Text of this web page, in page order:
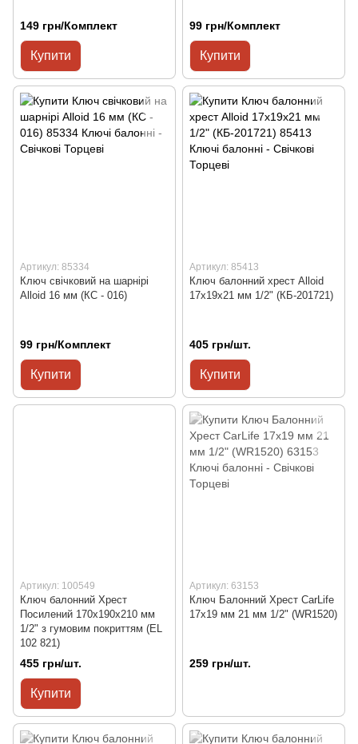
149 грн/Комплект
Купити
99 грн/Комплект
Купити
Артикул: 85334
Ключ свічковий на шарнірі
Alloid 16 мм (КС - 016)
99 грн/Комплект
Купити
Артикул: 85413
Ключ балонний хрест Alloid
17х19х21 мм 1/2" (КБ-201721)
405 грн/шт.
Купити
Артикул: 100549
Ключ балонний Хрест
Посилений 170x190x210 мм
1/2" з гумовим покриттям (EL
102 821)
455 грн/шт.
Купити
Артикул: 63153
Ключ Балонний Хрест CarLife
17x19 мм 21 мм 1/2" (WR1520)
259 грн/шт.